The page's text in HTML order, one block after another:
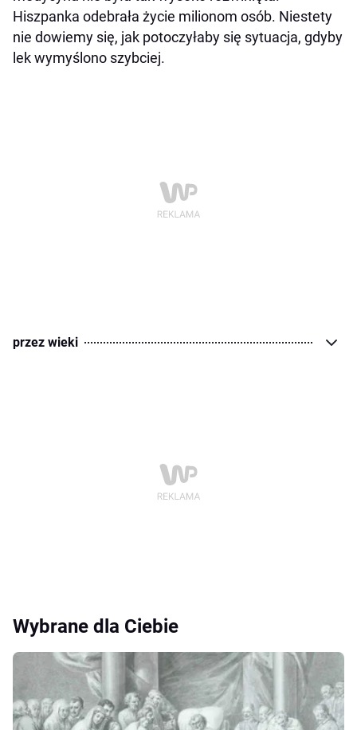
Hiszpanka odebrała życie milionom osób. Niestety
nie dowiemy się, jak potoczyłaby się sytuacja, gdyby
lek wymyślono szybciej.
przez wieki
Wybrane dla Ciebie